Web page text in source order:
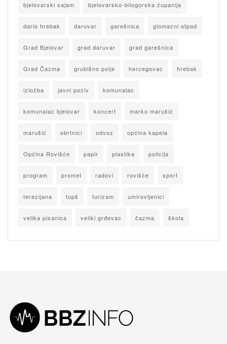
bjelovarski sajam bjelovarsko-bilogorska županija
dario hrebak daruvar garešnica glomazni otpad
Grad Bjelovar grad daruvar grad garešnica
Grad Čazma grubišno polje hercegovac hrebak
izložba javni poziv komunalac
komunalac bjelovar koncert marko marušić
marušić obrtnici odvoz općina kapela
Općina Rovišće papir plastika policija
program promet radovi rovišće sport
terezijana tupš turizam umirovljenici
velika pisanica veliki grđevac čazma škola